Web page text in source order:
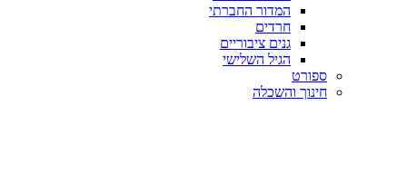
המדור החברתי
חרדים
גנים ציבוריים
הגיל השלישי
ספורט
חינוך והשכלה